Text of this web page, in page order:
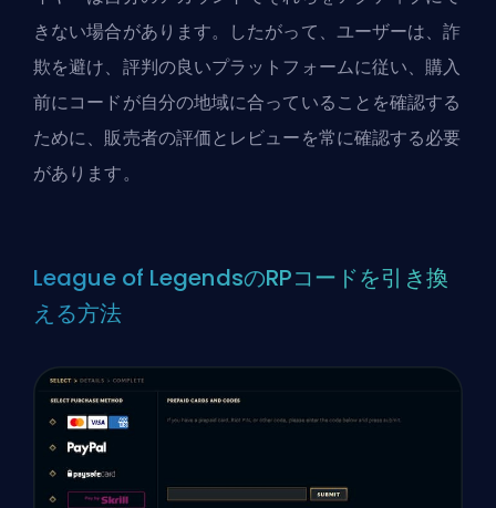
きない場合があります。したがって、ユーザーは、詐
欺を避け、評判の良いプラットフォームに従い、購入
前にコードが自分の地域に合っていることを確認する
ために、販売者の評価とレビューを常に確認する必要
があります。
League of LegendsのRPコードを引き換
える方法